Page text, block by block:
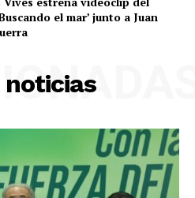
el mar’ junto a Juan
noticias